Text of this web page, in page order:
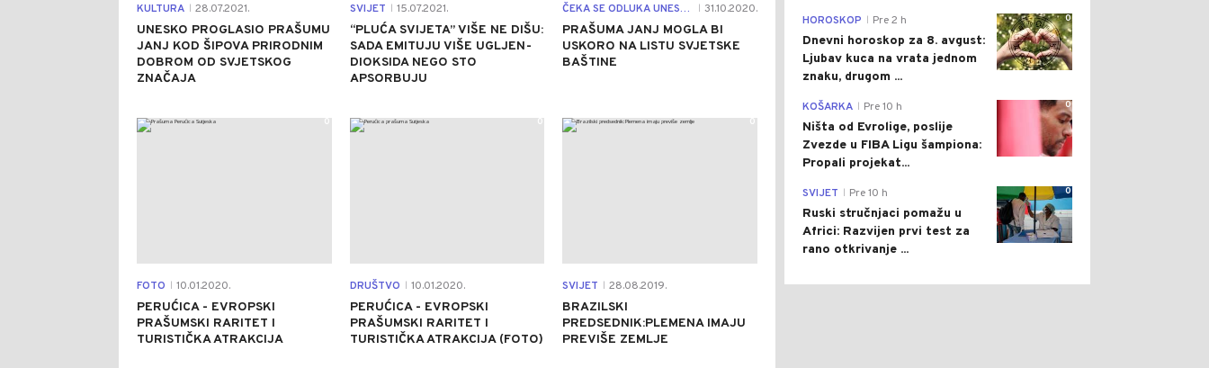
KULTURA 28.07.2021.
UNESKO PROGLASIO PRAŠUMU
JANJ KOD ŠIPOVA PRIRODNIM
DOBROM OD SVJETSKOG
ZNAČAJA
SVIJET 15.07.2021.
“PLUĆA SVIJETA” VIŠE NE DIŠU:
SADA EMITUJU VIŠE UGLJEN-
DIOKSIDA NEGO STO
APSORBUJU
ČEKA SE ODLUKA UNESKA 31.10.2020.
PRAŠUMA JANJ MOGLA BI
USKORO NA LISTU SVJETSKE
BAŠTINE
FOTO 10.01.2020.
PERUĆICA - EVROPSKI
PRAŠUMSKI RARITET I
TURISTIČKA ATRAKCIJA
0
DRUŠTVO 10.01.2020.
PERUĆICA - EVROPSKI
PRAŠUMSKI RARITET I
TURISTIČKA ATRAKCIJA (FOTO)
0
SVIJET 28.08.2019.
BRAZILSKI
PREDSEDNIK:PLEMENA IMAJU
PREVIŠE ZEMLJE
0
0
HOROSKOP Pre 2 h
Dnevni horoskop za 8. avgust:
Ljubav kuca na vrata jednom
znaku, drugom ...
0
KOŠARKA Pre 10 h
Ništa od Evrolige, poslije
Zvezde u FIBA Ligu šampiona:
Propali projekat...
0
SVIJET Pre 10 h
Ruski stručnjaci pomažu u
Africi: Razvijen prvi test za
rano otkrivanje ...